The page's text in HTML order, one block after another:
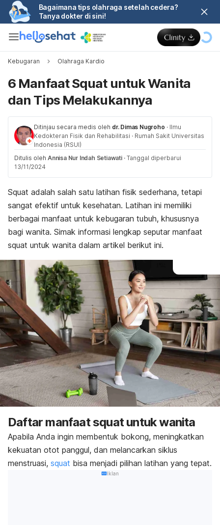
Bagaimana tips olahraga setelah cedera?
Tanya dokter di sini!
Kebugaran Olahraga Kardio
6 Manfaat Squat untuk Wanita
dan Tips Melakukannya
Ditinjau secara medis oleh dr. Dimas Nugroho · Ilmu
Kedokteran Fisik dan Rehabilitasi · Rumah Sakit Universitas
Indonesia (RSUI)
Ditulis oleh Annisa Nur Indah Setiawati · Tanggal diperbarui
13/11/2024
Squat adalah salah satu latihan fisik sederhana, tetapi
sangat efektif untuk kesehatan. Latihan ini memiliki
berbagai manfaat untuk kebugaran tubuh, khususnya
bagi wanita. Simak informasi lengkap seputar manfaat
squat untuk wanita dalam artikel berikut ini.
Daftar manfaatsquat untuk wanita
Apabila Anda ingin membentuk bokong, meningkatkan
kekuatan otot panggul, dan melancarkan siklus
menstruasi, squat bisa menjadi pilihan latihan yang tepat.
Iklan